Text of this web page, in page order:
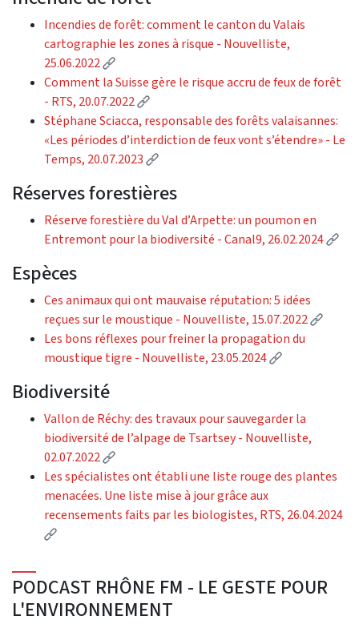
Incendies de forêt: comment le canton du Valais
cartographie les zones à risque - Nouvelliste,
25.06.2022
(External link)
Comment la Suisse gère le risque accru de feux de forêt
- RTS, 20.07.2022
(External link)
Stéphane Sciacca, responsable des forêts valaisannes:
«Les périodes d’interdiction de feux vont s’étendre» - Le
Temps, 20.07.2023
(External link)
Réserves forestières
Réserve forestière du Val d’Arpette: un poumon en
Entremont pour la biodiversité - Canal9, 26.02.2024
Espèces
Ces animaux qui ont mauvaise réputation: 5 idées
reçues sur le moustique - Nouvelliste, 15.07.2022
Les bons réflexes pour freiner la propagation du
moustique tigre - Nouvelliste, 23.05.2024
(External
Biodiversité
Vallon de Réchy: des travaux pour sauvegarder la
biodiversité de l’alpage de Tsartsey - Nouvelliste,
02.07.2022
(External link)
Les spécialistes ont établi une liste rouge des plantes
menacées. Une liste mise à jour grâce aux
recensements faits par les biologistes, RTS, 26.04.2024
(External link)
PODCAST RHÔNE FM - LE GESTE POUR
L'ENVIRONNEMENT